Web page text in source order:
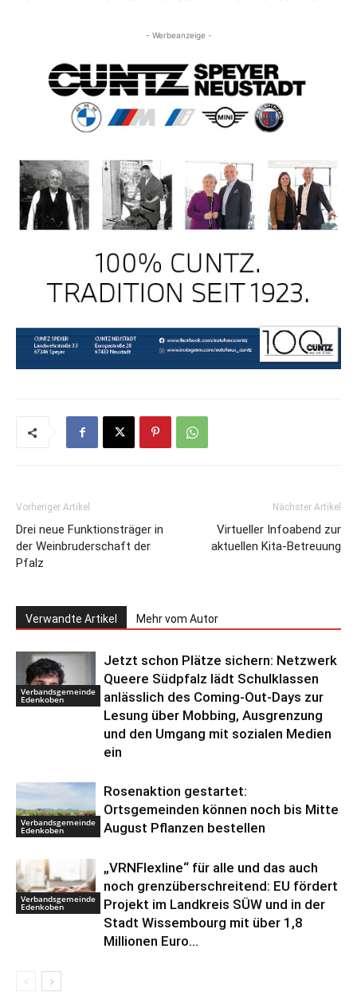
- Werbeanzeige -
Vorheriger Artikel
Drei neue Funktionsträger in
der Weinbruderschaft der
Pfalz
Nächster Artikel
Virtueller Infoabend zur
aktuellen Kita-Betreuung
Verwandte Artikel Mehr vom Autor
Verbandsgemeinde
Edenkoben
Jetzt schon Plätze sichern: Netzwerk
Queere Südpfalz lädt Schulklassen
anlässlich des Coming-Out-Days zur
Lesung über Mobbing, Ausgrenzung
und den Umgang mit sozialen Medien
ein
Verbandsgemeinde
Edenkoben
Rosenaktion gestartet:
Ortsgemeinden können noch bis Mitte
August Pflanzen bestellen
Verbandsgemeinde
Edenkoben
„VRNFlexline“ für alle und das auch
noch grenzüberschreitend: EU fördert
Projekt im Landkreis SÜW und in der
Stadt Wissembourg mit über 1,8
Millionen Euro...